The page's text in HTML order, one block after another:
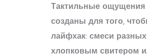
Тактильные
созданы для того,
лайфхак: смеси
хлопковым свитером